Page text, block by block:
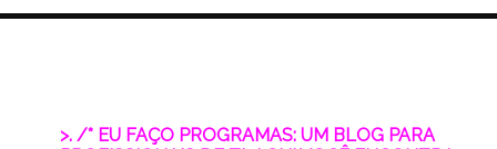
>. /* EU FAÇO PROGRAMAS: UM BLOG PARA